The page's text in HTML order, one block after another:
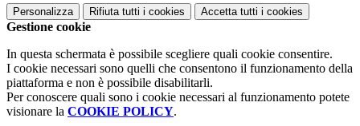
Personalizza Rifiuta tutti i cookies Accetta tutti i cookies
Gestione cookie
In questa schermata è possibile scegliere quali cookie consentire.
I cookie necessari sono quelli che consentono il funzionamento della
piattaforma e non è possibile disabilitarli.
Per conoscere quali sono i cookie necessari al funzionamento potete
visionare la COOKIE POLICY.